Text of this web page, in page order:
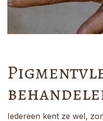
Iedereen kent ze wel,